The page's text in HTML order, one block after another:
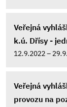
Veřejná
k.ú. Dřísy -
12.9.2022 –
Veřejná
provozu na